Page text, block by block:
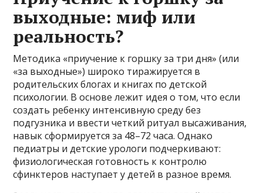
выходные: миф или
реальность?
Методика «приучение к горшку за три дня» (или
«за выходные») широко тиражируется в
родительских блогах и книгах по детской
психологии. В основе лежит идея о том, что если
создать ребенку интенсивную среду без
подгузника и ввести четкий ритуал высаживания,
навык сформируется за 48–72 часа. Однако
педиатры и детские урологи подчеркивают:
физиологическая готовность к контролю
сфинктеров наступает у детей в разное время.